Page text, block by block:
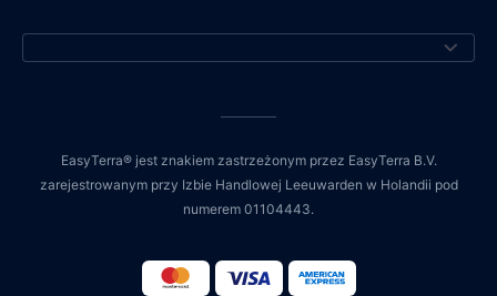
EasyTerra® jest znakiem zastrzeżonym przez EasyTerra B.V.
zarejestrowanym przy Izbie Handlowej Leeuwarden w Holandii pod
numerem 01104443.